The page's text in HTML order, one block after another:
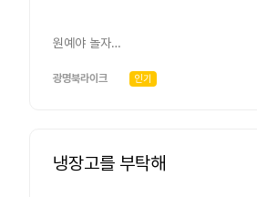
원예야 놀자
광명북라이크 인기
냉장고를 부탁해